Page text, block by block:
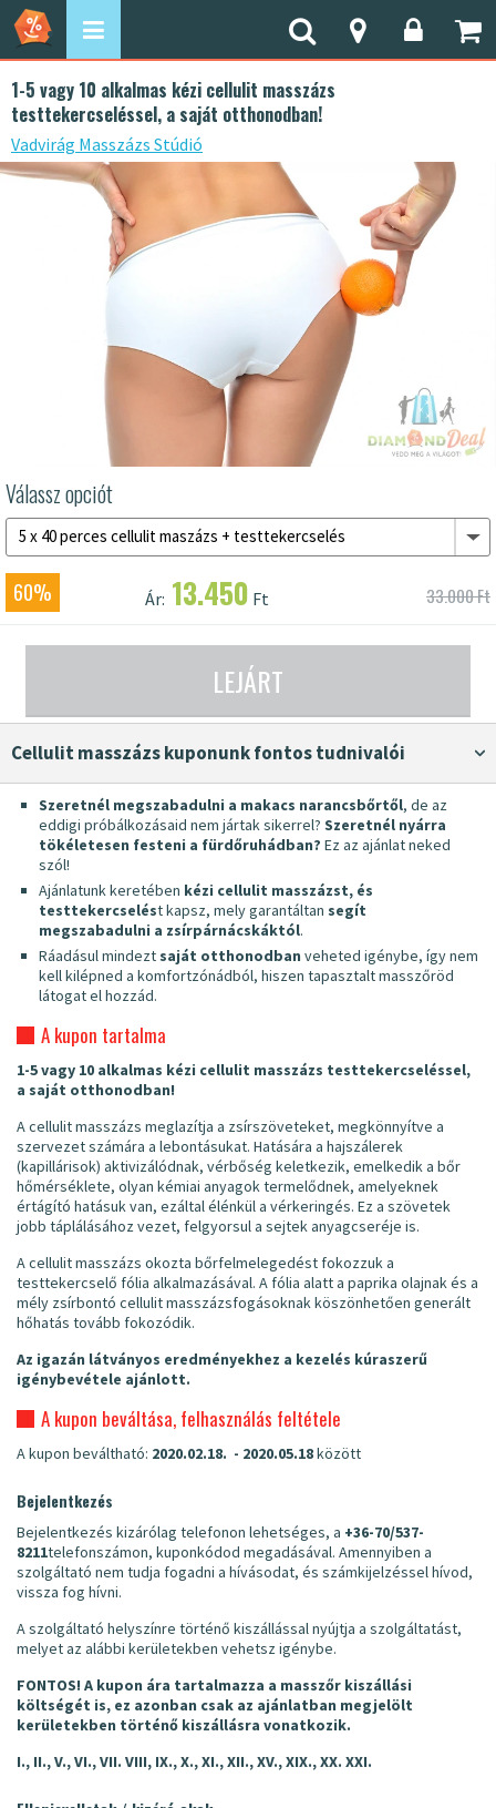
1-5 vagy 10 alkalmas kézi cellulit masszázs
testtekercseléssel, a saját otthonodban!
Vadvirág Masszázs Stúdió
Válassz opciót
5 x 40 perces cellulit maszázs + testtekercselés
60% Ár: 13.450 Ft 33.000 Ft
LEJÁRT
Cellulit masszázs kuponunk fontos tudnivalói
Szeretnél megszabadulni a makacs narancsbőrtől, de az
eddigi próbálkozásaid nem jártak sikerrel? Szeretnél nyárra
tökéletesen festeni a fürdőruhádban? Ez az ajánlat neked
szól!
Ajánlatunk keretében kézi cellulit masszázst, és
testtekercselést kapsz, mely garantáltan segít
megszabadulni a zsírpárnácskáktól.
Ráadásul mindezt saját otthonodban veheted igénybe, így nem
kell kilépned a komfortzónádból, hiszen tapasztalt masszőröd
látogat el hozzád.
A kupon tartalma
1-5 vagy 10 alkalmas kézi cellulit masszázs testtekercseléssel,
a saját otthonodban!
A cellulit masszázs meglazítja a zsírszöveteket, megkönnyítve a
szervezet számára a lebontásukat. Hatására a hajszálerek
(kapillárisok) aktivizálódnak, vérbőség keletkezik, emelkedik a bőr
hőmérséklete, olyan kémiai anyagok termelődnek, amelyeknek
értágító hatásuk van, ezáltal élénkül a vérkeringés. Ez a szövetek
jobb táplálásához vezet, felgyorsul a sejtek anyagcseréje is.
A cellulit masszázs okozta bőrfelmelegedést fokozzuk a
testtekercselő fólia alkalmazásával. A fólia alatt a paprika olajnak és a
mély zsírbontó cellulit masszázsfogásoknak köszönhetően generált
hőhatás tovább fokozódik.
Az igazán látványos eredményekhez a kezelés kúraszerű
igénybevétele ajánlott.
A kupon beváltása, felhasználás feltétele
A kupon beváltható: 2020.02.18. - 2020.05.18között
Bejelentkezés
Bejelentkezés kizárólag telefonon lehetséges, a +36-70/537-
8211telefonszámon, kuponkódod megadásával. Amennyiben a
szolgáltató nem tudja fogadni a hívásodat, és számkijelzéssel hívod,
vissza fog hívni.
A szolgáltató helyszínre történő kiszállással nyújtja a szolgáltatást,
melyet az alábbi kerületekben vehetsz igénybe.
FONTOS! A kupon ára tartalmazza a masszőr kiszállási
költségét is, ez azonban csak az ajánlatban megjelölt
kerületekben történő kiszállásra vonatkozik.
I., II., V., VI., VII. VIII, IX., X., XI., XII., XV., XIX., XX. XXI.